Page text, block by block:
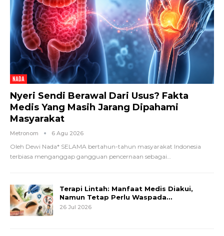
NADA
Nyeri Sendi Berawal Dari Usus? Fakta
Medis Yang Masih Jarang Dipahami
Masyarakat
Metronom 6 Agu 2026
Oleh Dewi Nada* SELAMA bertahun-tahun masyarakat Indonesia
terbiasa menganggap gangguan pencernaan sebagai
Terapi Lintah: Manfaat Medis Diakui,
Namun Tetap Perlu Waspada…
26 Jul 2026